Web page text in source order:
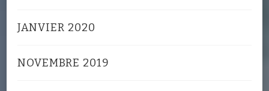
JANVIER 2020
NOVEMBRE 2019